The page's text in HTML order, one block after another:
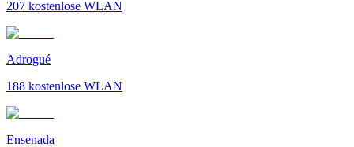
207 kostenlose WLAN
Adrogué
188 kostenlose WLAN
Ensenada